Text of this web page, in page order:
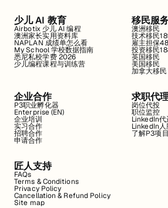
少儿 AI 教育
Airbotix 少儿 AI 编程
澳洲家长实用资料库
NAPLAN 成绩单怎么看
My School 学校数据指南
悉尼私校学费 2026
少儿编程课程与训练营
移民服
澳洲移民
技术移民
雇主担保
投资移民
英国移民
美国移民
加拿大移民
企业合作
P3职业孵化器
Enterprise (EN)
企业培训
实习合作
招聘合作
申请合作
求职代理
岗位代投
职位监控
LinkedIn代
LinkedIn人
了解P3项目
匠人支持
FAQs
Terms & Conditions
Privacy Policy
Cancellation & Refund Policy
Site map